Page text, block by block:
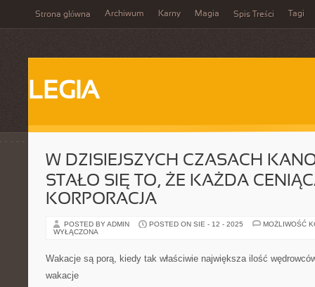
Strona główna Archiwum Karny Magia Spis Treści Tagi
LEGIA
W DZISIEJSZYCH CZASACH
STAŁO SIĘ TO, ŻE KAŻDA
KORPORACJA
POSTED BY ADMIN POSTED ON SIE - 12 - 2025
MOŻLIWOŚĆ
WYŁĄCZONA
Wakacje są porą, kiedy tak właściwie największa ilość
wakacje